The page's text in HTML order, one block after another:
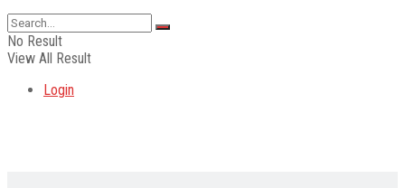
No Result
View All Result
Login